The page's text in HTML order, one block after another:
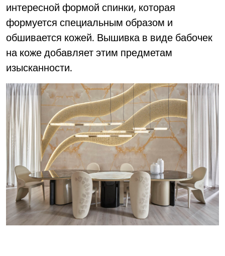
интересной формой спинки, которая
формуется специальным образом и
обшивается кожей. Вышивка в виде бабочек
на коже добавляет этим предметам
изысканности.